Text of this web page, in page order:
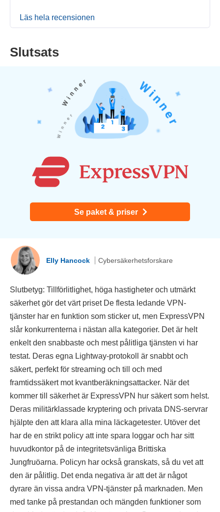
Läs hela recensionen
Slutsats
Se paket & priser
Elly Hancock Cybersäkerhetsforskare
Slutbetyg: Tillförlitlighet, höga hastigheter och utmärkt
säkerhet gör det värt priset De flesta ledande VPN-
tjänster har en funktion som sticker ut, men ExpressVPN
slår konkurrenterna i nästan alla kategorier. Det är helt
enkelt den snabbaste och mest pålitliga tjänsten vi har
testat. Deras egna Lightway-protokoll är snabbt och
säkert, perfekt för streaming och till och med
framtidssäkert mot kvantberäkningsattacker. När det
kommer till säkerhet är ExpressVPN hur säkert som helst.
Deras militärklassade kryptering och privata DNS-servrar
hjälpte den att klara alla mina läckagetester. Utöver det
har de en strikt policy att inte spara loggar och har sitt
huvudkontor på de integritetsvänliga Brittiska
Jungfruöarna. Policyn har också granskats, så du vet att
den är pålitlig. Det enda negativa är att det är något
dyrare än vissa andra VPN-tjänster på marknaden. Men
med tanke på prestandan och mängden funktioner som